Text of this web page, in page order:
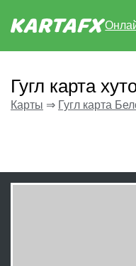
Гугл карта
Карты ⇒ Гугл карта